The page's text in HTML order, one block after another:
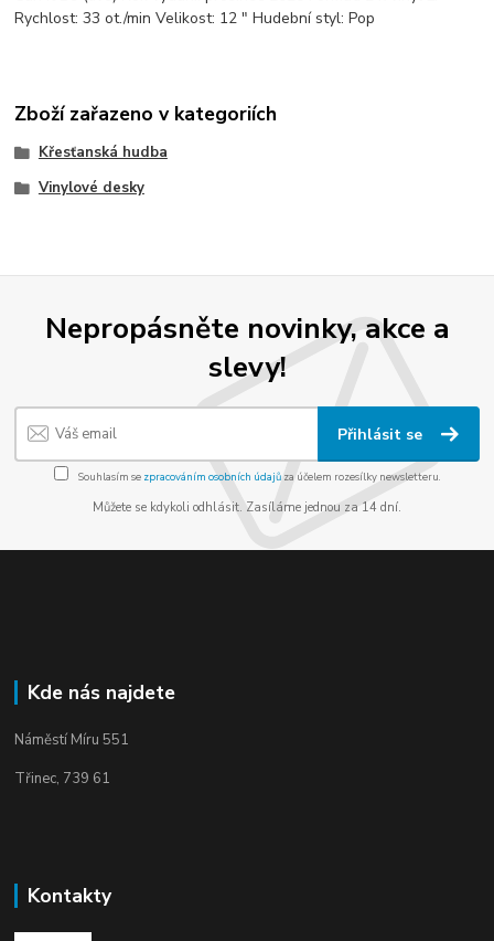
Rychlost: 33 ot./min Velikost: 12 " Hudební styl: Pop
Zboží zařazeno v kategoriích
Křesťanská hudba
Vinylové desky
Nepropásněte novinky, akce a
slevy!
Přihlásit se
Souhlasím se zpracováním osobních údajůza účelem rozesílky newsletteru.
Můžete se kdykoli odhlásit. Zasíláme jednou za 14 dní.
Kde nás najdete
Náměstí Míru 551
Třinec, 739 61
Kontakty